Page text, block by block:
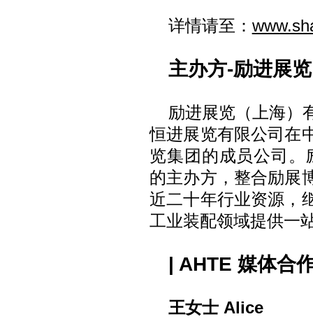
详情请至：
主办方-励进展览
励进展览（上海）
恒进展览有限公司在
览集团的成员公司。
的主办方，整合励展
近二十年行业资源，
工业装配领域提供一
| AHTE 媒体合
王女士 Alice